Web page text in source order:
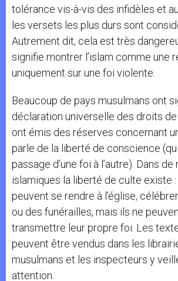
tolérance vis-à-vis des infidèles et
les versets les plus durs sont
Autrement dit, cela est très
signifie montrer l’islam comme une
uniquement sur une foi violente.
Beaucoup de pays musulmans ont
déclaration universelle des droits de
ont émis des réserves concernant
parle de la liberté de conscience
passage d’une foi à l’autre). Dans
islamiques la liberté de culte existe
peuvent se rendre à l’église,
ou des funérailles, mais ils ne
transmettre leur propre foi. Les
peuvent être vendus dans les
musulmans et les inspecteurs y
attention.